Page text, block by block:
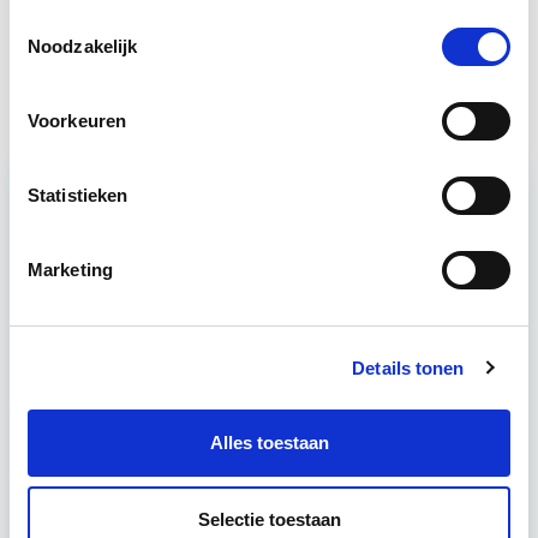
Noodzakelijk
Voorkeuren
Statistieken
Marketing
Details tonen
Alles toestaan
Selectie toestaan
Vastgoedmanagement Start ma 14 sep
Business Case voor Vastgoed- &
vastgoedprojecten te realiseren en/of te
verbeteren. De belangrijkste trends in vastgoed
komen voorbij, waarbij de… Lees verder
Utrecht en/of online